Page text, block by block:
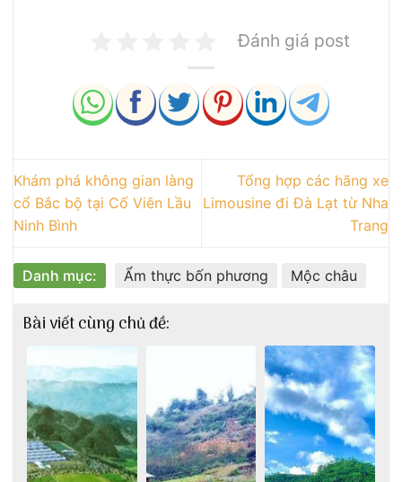
Đánh giá post
Khám phá không gian làng
cổ Bắc bộ tại Cố Viên Lầu
Ninh Bình
Tổng hợp các hãng xe
Limousine đi Đà Lạt từ Nha
Trang
Danh mục: Ẩm thực bốn phương Mộc châu
Bài viết cùng chủ đề: